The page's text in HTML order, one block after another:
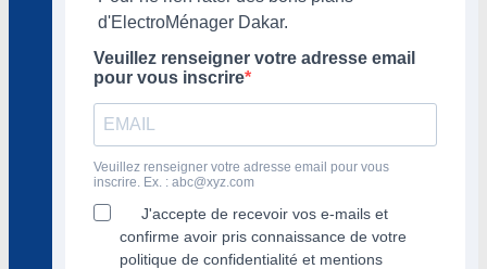
d'ElectroMénager Dakar.
Veuillez renseigner votre adresse email
pour vous inscrire
Veuillez renseigner votre adresse email pour vous
inscrire. Ex. : abc@xyz.com
J'accepte de recevoir vos e-mails et
confirme avoir pris connaissance de votre
politique de confidentialité et mentions